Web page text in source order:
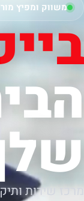
משווק ומפיץ
מרכז שירות